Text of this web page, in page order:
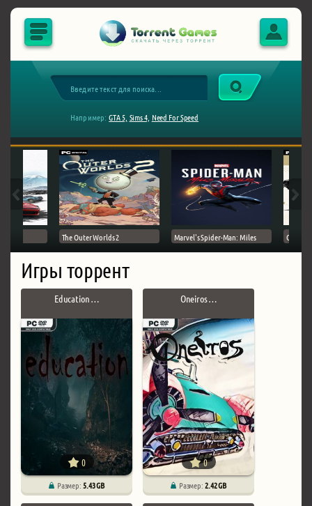
Например: GTA 5, Sims 4, Need For Speed
The Outer Worlds 2 Marvel's Spider-Man: Miles Ghost
Игры торрент
Education …
0
Размер:5.43 GB
Oneiros …
0
Размер:2.42 GB